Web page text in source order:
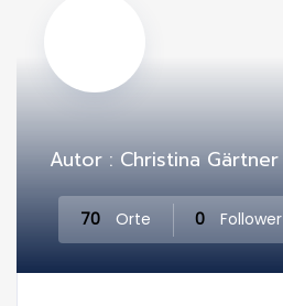
Autor : Christina Gärtner
70 Orte 0 Follower